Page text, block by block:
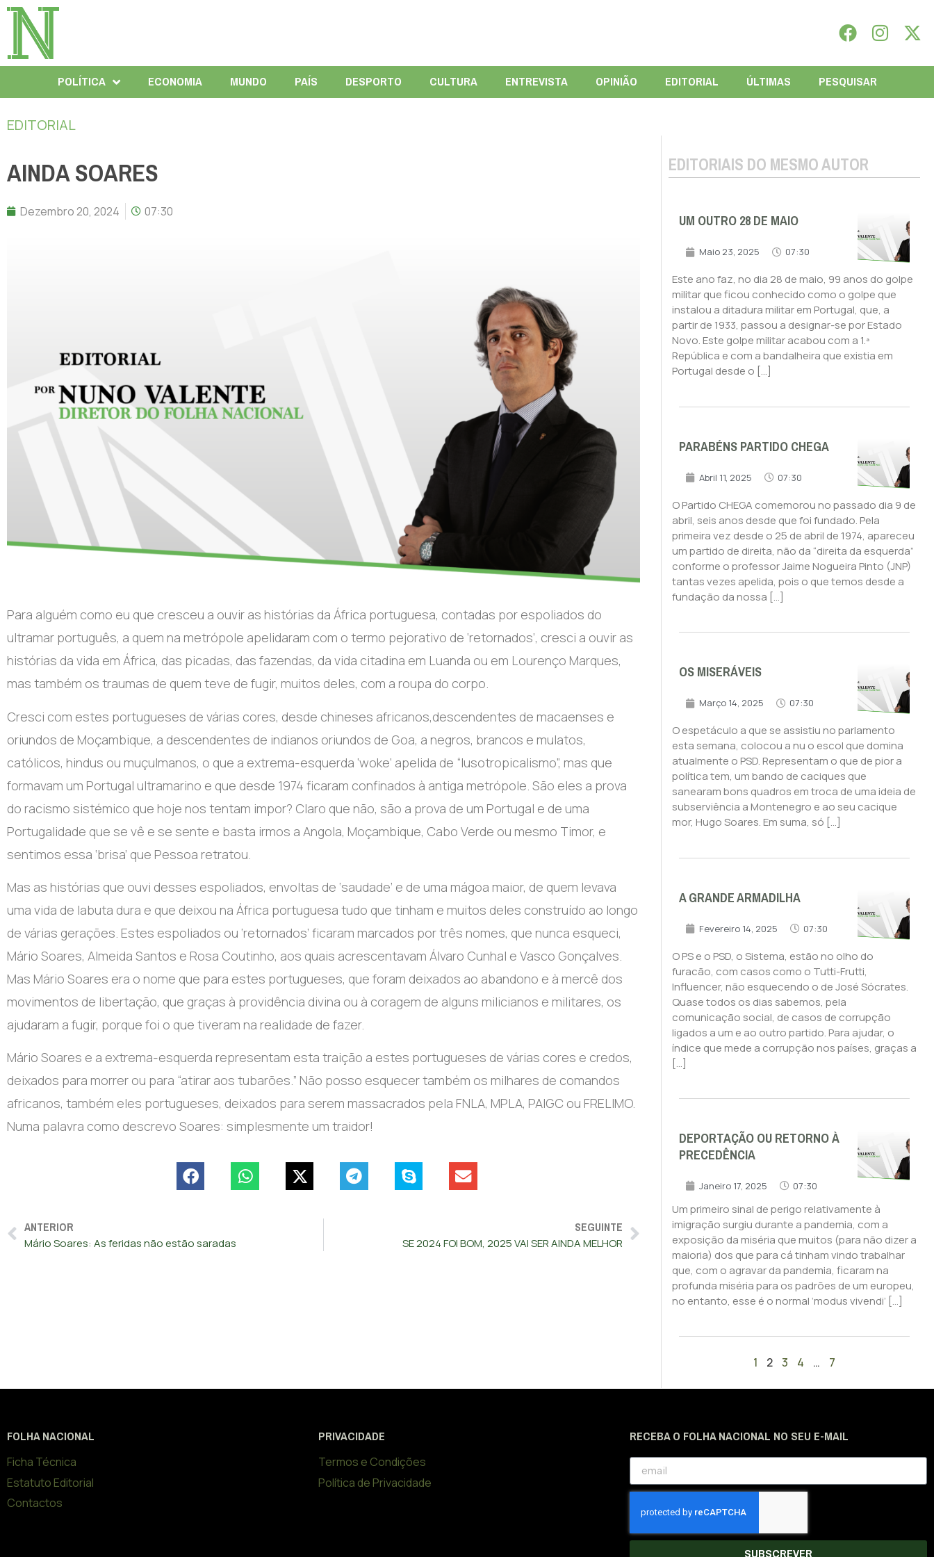
POLÍTICA ECONOMIA MUNDO PAÍS DESPORTO CULTURA ENTREVISTA OPINIÃO EDITORIAL ÚLTIMAS PESQUISAR
EDITORIAL
AINDA SOARES
Dezembro 20, 2024 07:30
Para alguém como eu que cresceu a ouvir as histórias da África portuguesa, contadas por espoliados do
ultramar português, a quem na metrópole apelidaram com o termo pejorativo de ‘retornados’, cresci a ouvir as
histórias da vida em África, das picadas, das fazendas, da vida citadina em Luanda ou em Lourenço Marques,
mas também os traumas de quem teve de fugir, muitos deles, com a roupa do corpo.
Cresci com estes portugueses de várias cores, desde chineses africanos,descendentes de macaenses e
oriundos de Moçambique, a descendentes de indianos oriundos de Goa, a negros, brancos e mulatos,
católicos, hindus ou muçulmanos, o que a extrema-esquerda ‘woke‘ apelida de “lusotropicalismo”, mas que
formavam um Portugal ultramarino e que desde 1974 ficaram confinados à antiga metrópole. São eles a prova
do racismo sistémico que hoje nos tentam impor? Claro que não, são a prova de um Portugal e de uma
Portugalidade que se vê e se sente e basta irmos a Angola, Moçambique, Cabo Verde ou mesmo Timor, e
sentimos essa ‘brisa’ que Pessoa retratou.
Mas as histórias que ouvi desses espoliados, envoltas de ‘saudade’ e de uma mágoa maior, de quem levava
uma vida de labuta dura e que deixou na África portuguesa tudo que tinham e muitos deles construído ao longo
de várias gerações. Estes espoliados ou ‘retornados’ ficaram marcados por três nomes, que nunca esqueci,
Mário Soares, Almeida Santos e Rosa Coutinho, aos quais acrescentavam Álvaro Cunhal e Vasco Gonçalves.
Mas Mário Soares era o nome que para estes portugueses, que foram deixados ao abandono e à mercê dos
movimentos de libertação, que graças à providência divina ou à coragem de alguns milicianos e militares, os
ajudaram a fugir, porque foi o que tiveram na realidade de fazer.
Mário Soares e a extrema-esquerda representam esta traição a estes portugueses de várias cores e credos,
deixados para morrer ou para “atirar aos tubarões.” Não posso esquecertambém os milhares de comandos
africanos, também eles portugueses, deixados para serem massacrados pela FNLA, MPLA, PAIGC ou FRELIMO.
Numa palavra como descrevo Soares: simplesmente um traidor!
ANTERIOR
Mário Soares: As feridas não estão saradas
SEGUINTE
SE 2024 FOI BOM, 2025 VAI SER AINDA MELHOR
EDITORIAIS DO MESMO AUTOR
UM OUTRO 28 DE MAIO
Maio 23, 2025 07:30
Este ano faz, no dia 28 de maio, 99 anos do golpe
militar que ficou conhecido como o golpe que
instalou a ditadura militar em Portugal, que, a
partir de 1933, passou a designar-se por Estado
Novo. Este golpe militar acabou com a 1.ª
República e com a bandalheira que existia em
Portugal desde o […]
PARABÉNS PARTIDO CHEGA
Abril 11, 2025 07:30
O Partido CHEGA comemorou no passado dia 9 de
abril, seis anos desde que foi fundado. Pela
primeira vez desde o 25 de abril de 1974, apareceu
um partido de direita, não da “direita da esquerda”
conforme o professor Jaime Nogueira Pinto (JNP)
tantas vezes apelida, pois o que temos desde a
fundação da nossa […]
OS MISERÁVEIS
Março 14, 2025 07:30
O espetáculo a que se assistiu no parlamento
esta semana, colocou a nu o escol que domina
atualmente o PSD. Representam o que de pior a
política tem, um bando de caciques que
sanearam bons quadros em troca de uma ideia de
subserviência a Montenegro e ao seu cacique
mor, Hugo Soares. Em suma, só […]
A GRANDE ARMADILHA
Fevereiro 14, 2025 07:30
O PS e o PSD, o Sistema, estão no olho do
furacão, com casos como o Tutti-Frutti,
Influencer, não esquecendo o de José Sócrates.
Quase todos os dias sabemos, pela
comunicação social, de casos de corrupção
ligados a um e ao outro partido. Para ajudar, o
índice que mede a corrupção nos países, graças a
[…]
DEPORTAÇÃO OU RETORNO À
PRECEDÊNCIA
Janeiro 17, 2025 07:30
Um primeiro sinal de perigo relativamente à
imigração surgiu durante a pandemia, com a
exposição da miséria que muitos (para não dizer a
maioria) dos que para cá tinham vindo trabalhar
que, com o agravar da pandemia, ficaram na
profunda miséria para os padrões de um europeu,
no entanto, esse é o normal ‘modus vivendi’ […]
1 2 3 4 … 7
FOLHA NACIONAL
Ficha Técnica
Estatuto Editorial
Contactos
PRIVACIDADE
Termos e Condições
Política de Privacidade
RECEBA O FOLHA NACIONAL NO SEU E-MAIL